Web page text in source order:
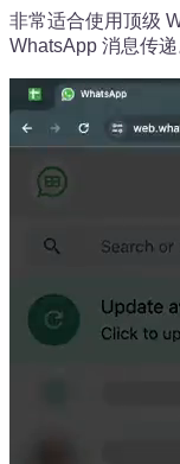
非常适合使用顶级
WhatsApp 消息传递